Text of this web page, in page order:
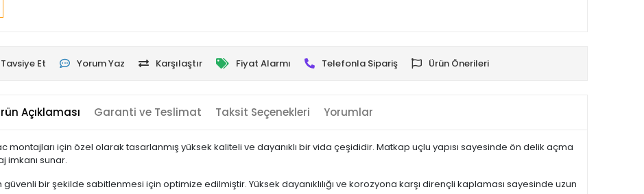
Tavsiye Et Yorum Yaz Karşılaştır Fiyat Alarmı Telefonla Sipariş Ürün Önerileri
Açıklaması Garanti ve Teslimat Taksit Seçenekleri Yorumlar
montajları için özel olarak tasarlanmış yüksek kaliteli ve dayanıklı bir vida çeşididir. Matkap uçlu yapısı sayesinde ön delik açma
imkanı sunar.
bir şekilde sabitlenmesi için optimize edilmiştir. Yüksek dayanıklılığı ve korozyona karşı dirençli kaplaması sayesinde uzun